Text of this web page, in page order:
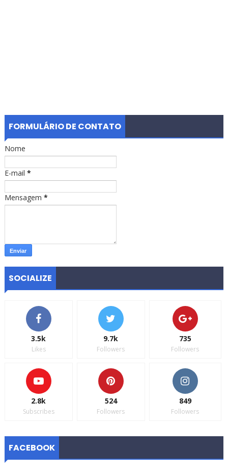
FORMULÁRIO DE CONTATO
Nome
E-mail *
Mensagem *
SOCIALIZE
3.5k
Likes
9.7k
Followers
735
Followers
2.8k
Subscribes
524
Followers
849
Followers
FACEBOOK